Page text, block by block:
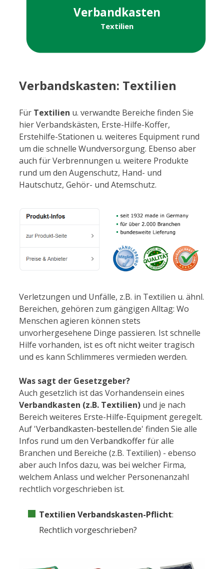
Verbandkasten
Textilien
Verbandskasten: Textilien
Für Textilien u. verwandte Bereiche finden Sie
hier Verbandskästen, Erste-Hilfe-Koffer,
Erstehilfe-Stationen u. weiteres Equipment rund
um die schnelle Wundversorgung. Ebenso aber
auch für Verbrennungen u. weitere Produkte
rund um den Augenschutz, Hand- und
Hautschutz, Gehör- und Atemschutz.
Verletzungen und Unfälle, z.B. in Textilien u. ähnl.
Bereichen, gehören zum gängigen Alltag: Wo
Menschen agieren können stets
unvorhergesehene Dinge passieren. Ist schnelle
Hilfe vorhanden, ist es oft nicht weiter tragisch
und es kann Schlimmeres vermieden werden.
Was sagt der Gesetzgeber?
Auch gesetzlich ist das Vorhandensein eines
Verbandkasten (z.B. Textilien) und je nach
Bereich weiteres Erste-Hilfe-Equipment geregelt.
Auf 'Verbandkasten-bestellen.de' finden Sie alle
Infos rund um den Verbandkofferfür alle
Branchen und Bereiche (z.B. Textilien) - ebenso
aber auch Infos dazu, was bei welcher Firma,
welchem Anlass und welcher Personenanzahl
rechtlich vorgeschrieben ist.
Textilien Verbandskasten-Pflicht:
Rechtlich vorgeschrieben?